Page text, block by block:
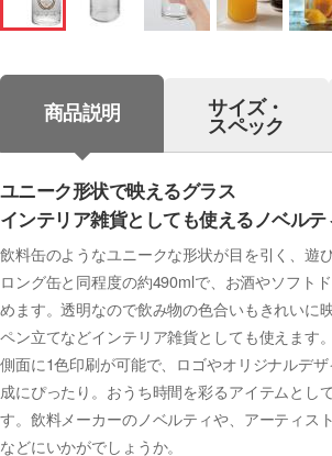
商品説明 サイズ・
スペック
ユニーク形状で映えるグラス
インテリア雑貨としても使えるノベルテ
飲料缶のようなユニークな形状が目を引く、遊
ロング缶と同程度の約490mlで、お酒やソフト
めます。透明なので飲み物の色合いもきれいに
ペン立てなどインテリア雑貨としても使えます。
側面に1色印刷が可能で、ロゴやオリジナルデ
成にぴったり。おうち時間を彩るアイテムとし
す。飲料メーカーのノベルティや、アーティス
などにいかがでしょうか。